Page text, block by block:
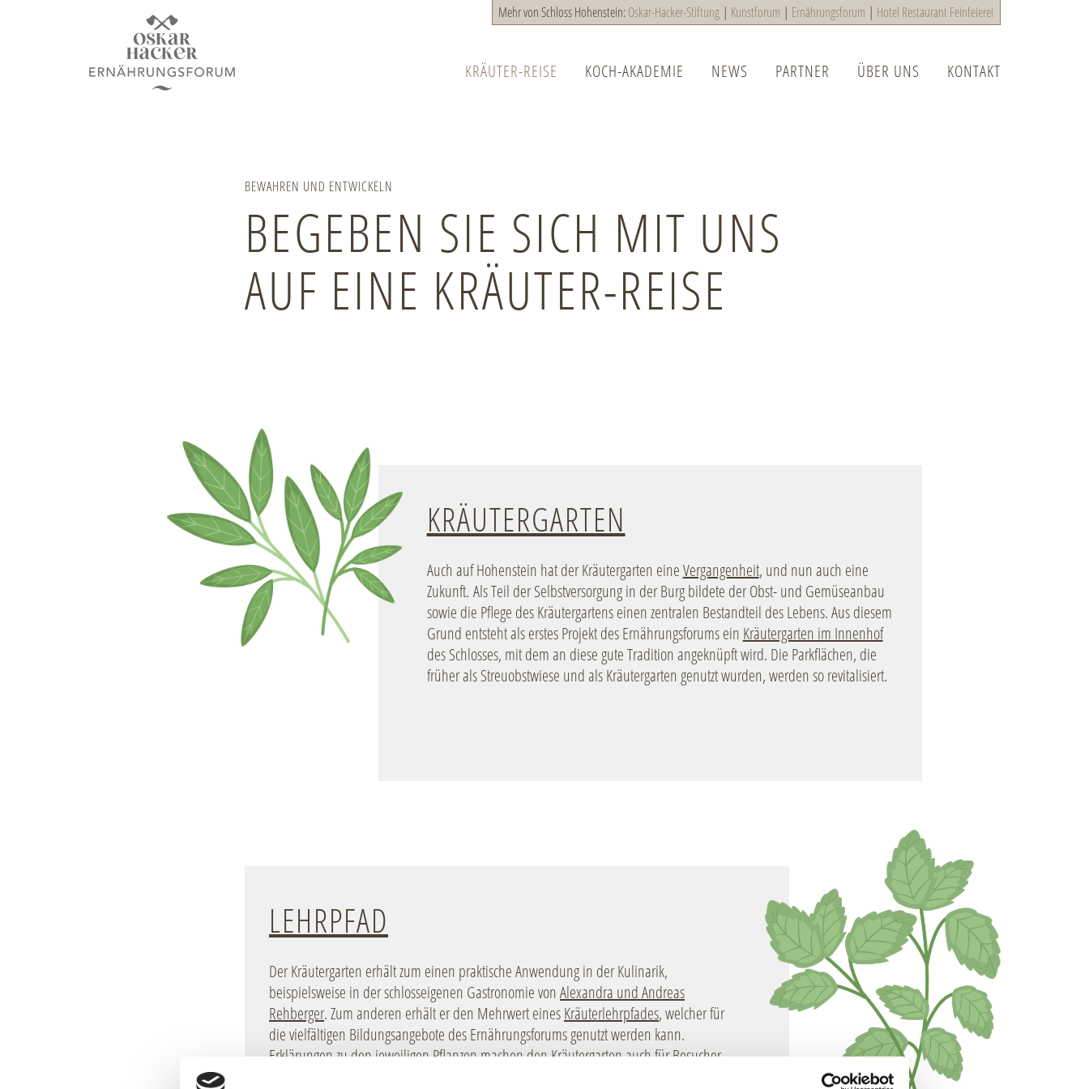
HAUPTNAVIGATION
KRÄUTER-REISE KOCH-AKADEMIE NEWS PARTNER ÜBER UNS KONTAKT
Mehr von Schloss Hohenstein:Oskar-Hacker-Stiftung | Kunstforum | Ernährungsforum | Hotel Restaurant Feinfeierei
BEWAHREN UND ENTWICKELN
BEGEBEN SIE SICH MIT UNS
AUF EINE KRÄUTER-REISE
Image
KRÄUTERGARTEN
Auch auf Hohenstein hat der Kräutergarten eineVergangenheit, und nun auch eine
Zukunft. Als Teil der Selbstversorgung in der Burg bildete der Obst- und Gemüseanbau
sowie die Pflege des Kräutergartens einen zentralen Bestandteil des Lebens. Aus diesem
Grund entsteht als erstes Projekt des Ernährungsforums ein Kräutergarten im Innenhof
des Schlosses, mit dem an diese gute Tradition angeknüpft wird. Die Parkflächen, die
früher als Streuobstwiese und als Kräutergarten genutzt wurden, werden so revitalisiert.
LEHRPFAD
Der Kräutergarten erhält zum einen praktische Anwendung in der Kulinarik,
beispielsweise in der schlosseigenen Gastronomie vonAlexandra und Andreas
Rehberger. Zum anderen erhält er den Mehrwert einesKräuterlehrpfades, welcher für
die vielfältigen Bildungsangebote des Ernährungsforums genutzt werden kann.
Erklärungen zu den jeweiligen Pflanzen machen den Kräutergarten auch für Besucher